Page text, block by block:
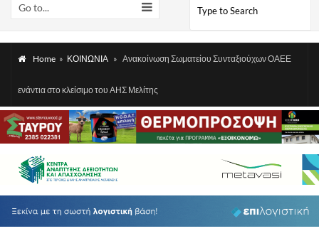
Go to...
Home » ΚΟΙΝΩΝΙΑ » Ανακοίνωση Σωματείου Συνταξιούχων ΟΑΕΕ
ενάντια στο κλείσιμο του ΑΗΣ Μελίτης